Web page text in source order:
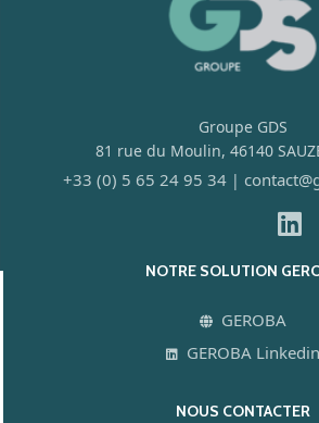
Groupe GDS
81 rue du Moulin, 46140
+33 (0) 5 65 24 95 34 |
NOTRE SOLUTION
GEROBA
GEROBA Linkedin
NOUS CONTACTER